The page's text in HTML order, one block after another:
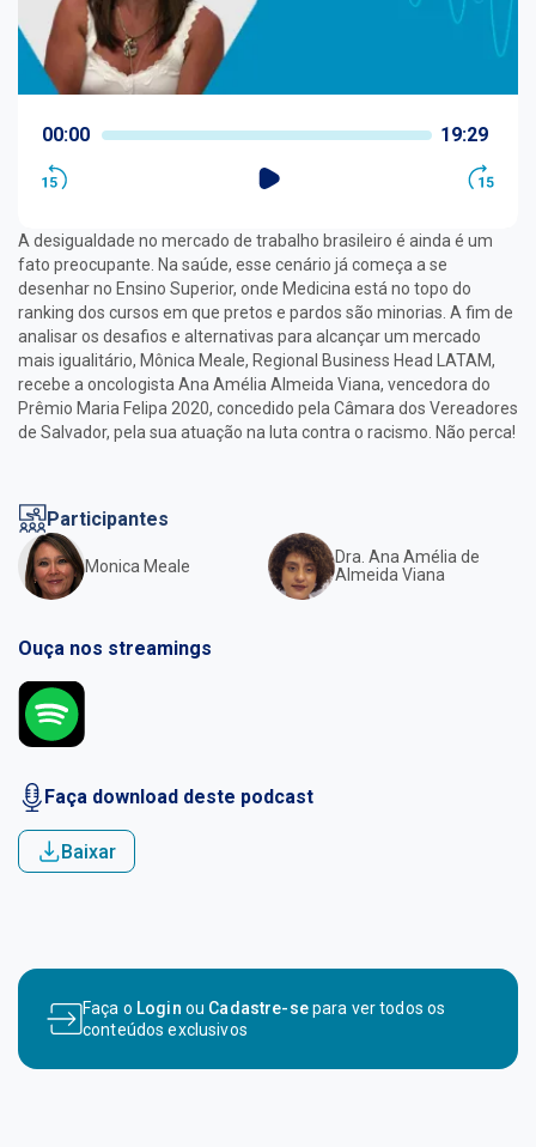
00:00 19:29
A desigualdade no mercado de trabalho brasileiro é ainda é um
fato preocupante. Na saúde, esse cenário já começa a se
desenhar no Ensino Superior, onde Medicina está no topo do
ranking dos cursos em que pretos e pardos são minorias. A fim de
analisar os desafios e alternativas para alcançar um mercado
mais igualitário, Mônica Meale, Regional Business Head LATAM,
recebe a oncologista Ana Amélia Almeida Viana, vencedora do
Prêmio Maria Felipa 2020, concedido pela Câmara dos Vereadores
de Salvador, pela sua atuação na luta contra o racismo. Não perca!
Participantes
Monica Meale
Dra. Ana Amélia de
Almeida Viana
Ouça nos streamings
Faça download deste podcast
Baixar
Faça o Login ou Cadastre-separa ver todos os
conteúdos exclusivos